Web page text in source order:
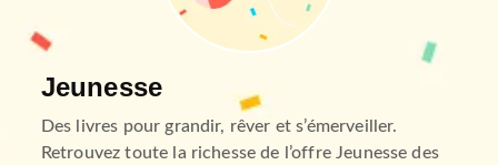
Jeunesse
Des livres pour grandir, rêver et s’émerveiller.
Retrouvez toute la richesse de l’offre Jeunesse des